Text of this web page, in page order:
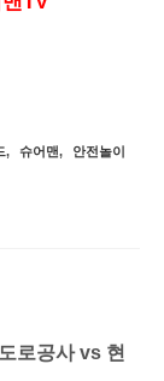
, 슈어맨, 안전놀이
로공사 vs 현